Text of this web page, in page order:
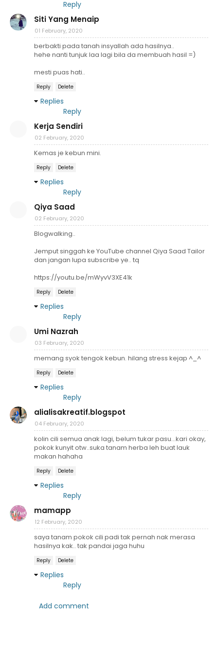
Reply
Siti Yang Menaip
01 February, 2020
berbakti pada tanah insyallah ada hasilnya..
hehe nanti tunjuk laa lagi bila da membuah hasil =)
mesti puas hati..
Reply Delete
Replies
Reply
Kerja Sendiri
02 February, 2020
Kemas je kebun mini.
Reply Delete
Replies
Reply
Qiya Saad
02 February, 2020
Blogwalking..
Jemput singgah ke YouTube channel Qiya Saad Tailor
dan jangan lupa subscribe ye.. tq
https://youtu.be/mWyvV3XE41k
Reply Delete
Replies
Reply
Umi Nazrah
03 February, 2020
memang syok tengok kebun. hilang stress kejap ^_^
Reply Delete
Replies
Reply
alialisakreatif.blogspot
04 February, 2020
kolin cili semua anak lagi, belum tukar pasu...kari okay,
pokok kunyit otw..suka tanam herba leh buat lauk
makan hahaha
Reply Delete
Replies
Reply
mamapp
12 February, 2020
saya tanam pokok cili padi tak pernah nak merasa
hasilnya kak.. tak pandai jaga huhu
Reply Delete
Replies
Reply
Add comment